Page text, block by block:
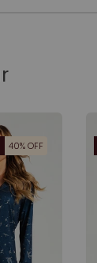
40% OFF